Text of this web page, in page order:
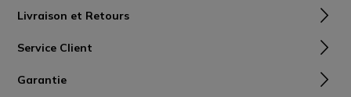
Livraison et Retours
Service Client
Garantie